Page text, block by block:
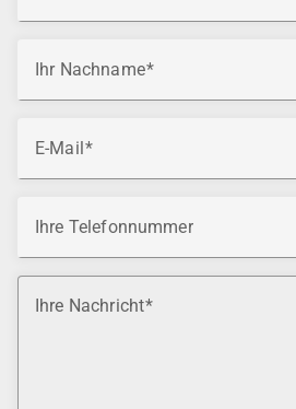
Ihr Nachname
E-Mail
Ihre Telefonnummer
Ihre Nachricht